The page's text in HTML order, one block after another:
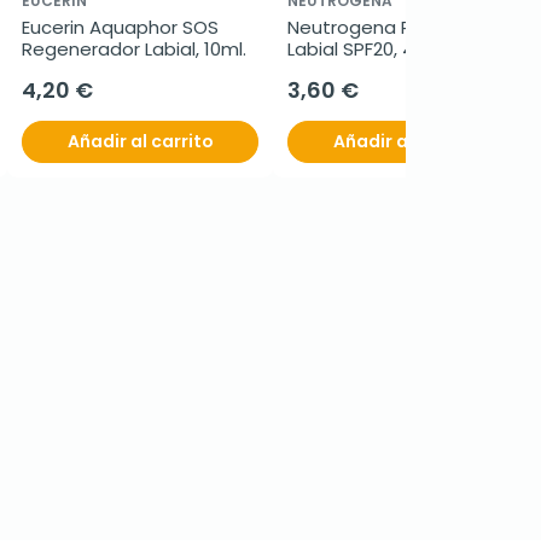
Eucerin Aquaphor SOS
Regenerador Labial, 10ml.
4,20 €
Añadir al carrito
Neutrogena Protector
Labial SPF20, 4,8 g
3,60 €
Añadir al carrito